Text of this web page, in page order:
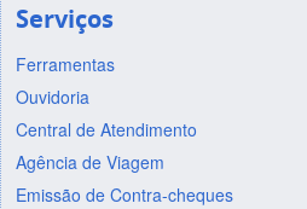
Serviços
Ferramentas
Ouvidoria
Central de Atendimento
Agência de Viagem
Emissão de Contra-cheques